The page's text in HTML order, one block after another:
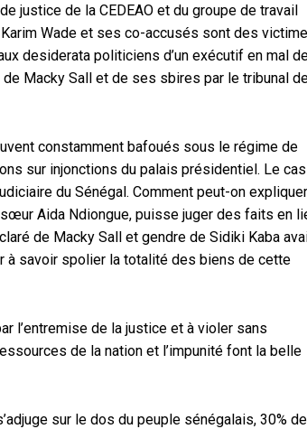
justice de la CEDEAO et du groupe de travail
Wade et ses co-accusés sont des
desiderata politiciens d’un exécutif en mal
Macky Sall et de ses sbires par le tribunal
constamment bafoués sous le régime de
sur injonctions du palais présidentiel. Le cas
du Sénégal. Comment peut-on expliquer
Aida Ndiongue, puisse juger des faits en
de Macky Sall et gendre de Sidiki Kaba
à savoir spolier la totalité des biens de cette
l’entremise de la justice et à violer sans
de la nation et l’impunité font la belle
sur le dos du peuple sénégalais, 30%